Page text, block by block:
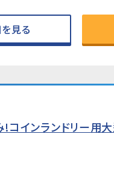
見る
コインランドリー用